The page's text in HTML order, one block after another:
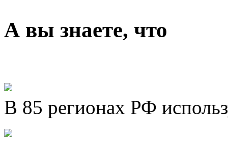
А вы знаете, что
В 85 регионах РФ